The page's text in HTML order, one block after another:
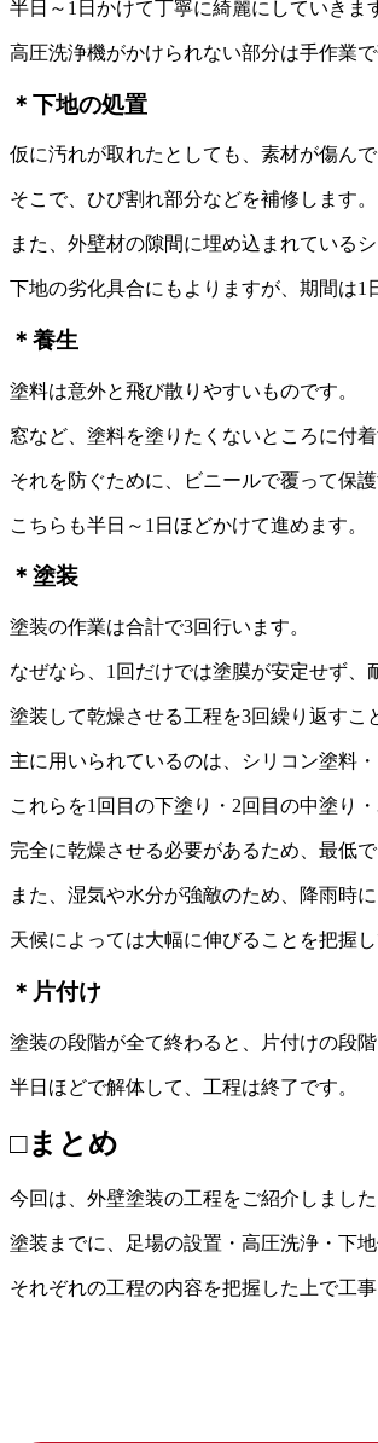
半日～1日かけて丁寧に綺麗にしていきま
高圧洗浄機がかけられない部分は手作業
＊下地の処置
仮に汚れが取れたとしても、素材が傷ん
そこで、ひび割れ部分などを補修します。
また、外壁材の隙間に埋め込まれている
下地の劣化具合にもよりますが、期間は1
＊養生
塗料は意外と飛び散りやすいものです。
窓など、塗料を塗りたくないところに付
それを防ぐために、ビニールで覆って保
こちらも半日～1日ほどかけて進めます。
＊塗装
塗装の作業は合計で3回行います。
なぜなら、1回だけでは塗膜が安定せず、
塗装して乾燥させる工程を3回繰り返すこ
主に用いられているのは、シリコン塗料
これらを1回目の下塗り・2回目の中塗り
完全に乾燥させる必要があるため、最低
また、湿気や水分が強敵のため、降雨時
天候によっては大幅に伸びることを把握し
＊片付け
塗装の段階が全て終わると、片付けの段階
半日ほどで解体して、工程は終了です。
□まとめ
今回は、外壁塗装の工程をご紹介しました
塗装までに、足場の設置・高圧洗浄・下
それぞれの工程の内容を把握した上で工事